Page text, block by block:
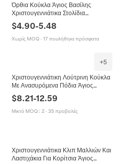
Όρθια Κούκλα Άγιος Βασίλης
Χριστουγεννιάτικα Στολίδια
Εορταστικό Αγαλματίδιο Για
Διακόσμηση Σπιτιού Πάρτι Δώρο
Λούτρινο Υφασμάτινο Παιχνίδι
$4.90-5.48
Χωρίς MOQ · 17 πουλήθηκε πρόσφατα
+5
Χριστουγεννιάτικη Λούτρινη Κούκλα
Με Ανασυρόμενα Πόδια Άγιος
Βασίλης Χιονάνθρωπος Τάρανδος
Κόκκινο Μαύρο Καρό Διακόσμηση
$8.21-12.59
Μικτό MOQ : 2· 35 προβολές
Χριστουγεννιάτικα Κλιπ Μαλλιών Και
Λαστιχάκια Για Κορίτσια Άγιος